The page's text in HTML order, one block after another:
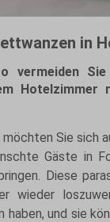
in
vermeiden
Hotelzimmer
möchten Sie sich
Gäste in
Diese
wieder
haben, und sie